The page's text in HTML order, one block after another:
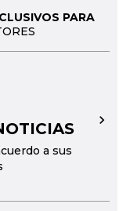
PARA
a sus
→